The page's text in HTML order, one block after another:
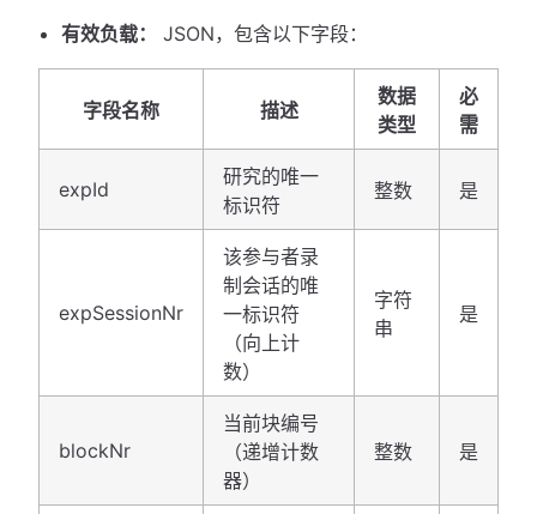
有效负载： JSON，包含以下字段：
字段名称 描述
数据
类型
必
需
expId
研究的唯一
标识符
整数 是
expSessionNr
该参与者录
制会话的唯
一标识符
（向上计
数）
字符
串
是
blockNr
当前块编号
（递增计数
器）
整数 是